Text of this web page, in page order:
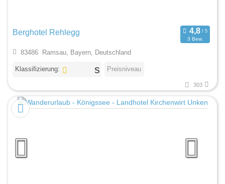
Berghotel Rehlegg
3 Bew.
83486 Ramsau, Bayern, Deutschland
Klassifizierung: Preisniveau
303